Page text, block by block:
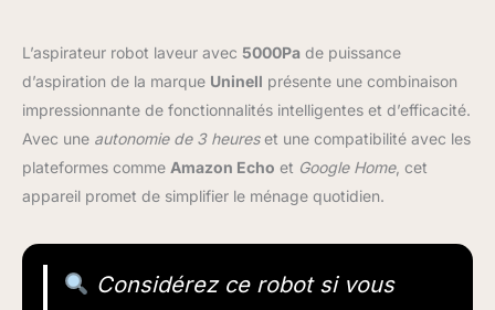
L’aspirateur robot laveur avec 5000Pa de puissance
d’aspiration de la marque Uninell présente une combinaison
impressionnante de fonctionnalités intelligentes et d’efficacité.
Avec une autonomie de 3 heureset une compatibilité avec les
plateformes comme Amazon Echo et Google Home, cet
appareil promet de simplifier le ménage quotidien.
Considérez ce robot si vous